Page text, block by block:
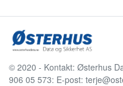
© 2020 - Kontakt: Østerhus
906 05 573: E-post: